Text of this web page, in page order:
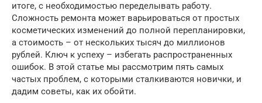
итоге, с необходимостью переделывать работу.
Сложность ремонта может варьироваться от простых
косметических изменений до полной перепланировки,
а стоимость – от нескольких тысяч до миллионов
рублей. Ключ к успеху – избегать распространенных
ошибок. В этой статье мы рассмотрим пять самых
частых проблем, с которыми сталкиваются новички, и
дадим советы, как их обойти.